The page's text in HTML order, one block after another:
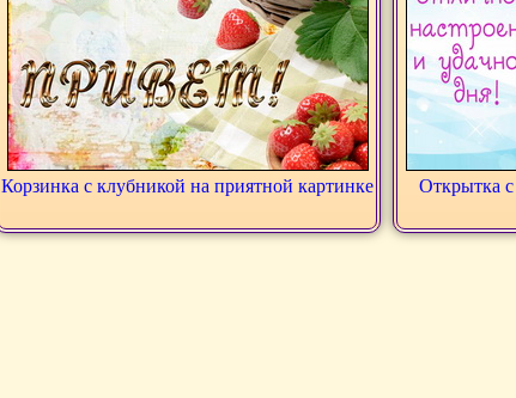
Корзинка с клубникой на приятной картинке Открытка